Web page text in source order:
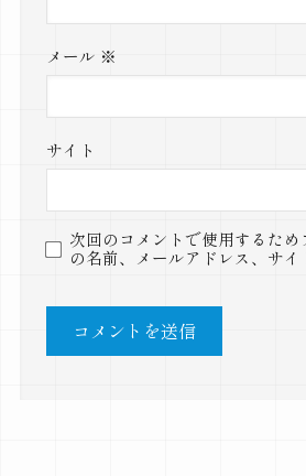
メール ※
サイト
次回のコメントで使用するた
の名前、メールアドレス、サイ